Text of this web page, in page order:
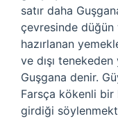
satır daha
çevresinde
hazırlanan
ve dışı
Guşgana denir.
Farsça kökenli bir
girdiği